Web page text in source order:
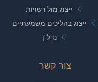
ייצוג מול רשויות
ייצוג בהליכים משמעתיים
נדל"ן
צור קשר